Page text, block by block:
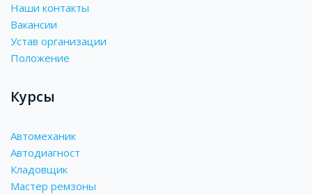
Наши контакты
Вакансии
Устав организации
Положение
Курсы
Автомеханик
Автодиагност
Кладовщик
Мастер ремзоны